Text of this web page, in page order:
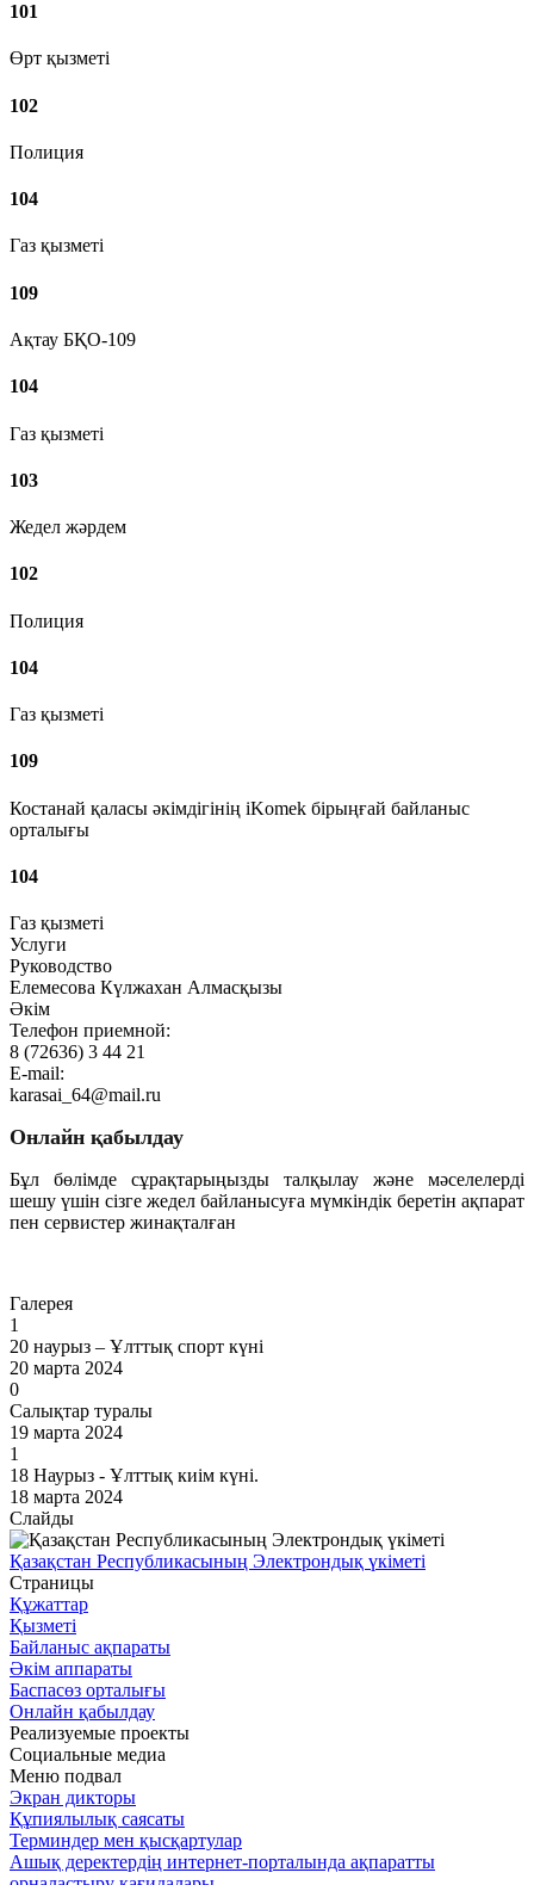
101
Өрт қызметі
102
Полиция
104
Газ қызметі
109
Ақтау БҚО-109
104
Газ қызметі
103
Жедел жәрдем
102
Полиция
104
Газ қызметі
109
Костанай қаласы әкімдігінің iKomek бірыңғай байланыс
орталығы
104
Газ қызметі
Услуги
Руководство
Елемесова Күлжахан Алмасқызы
Әкім
Телефон приемной:
8 (72636) 3 44 21
E-mail:
karasai_64@mail.ru
Онлайн қабылдау
Бұл бөлімде сұрақтарыңызды талқылау және мәселелерді
шешу үшін сізге жедел байланысуға мүмкіндік беретін ақпарат
пен сервистер жинақталған
Галерея
1
20 наурыз – Ұлттық спорт күні
20 марта 2024
0
Салықтар туралы
19 марта 2024
1
18 Наурыз - Ұлттық киім күні.
18 марта 2024
Слайды
Қазақстан Республикасының Электрондық үкіметі
Страницы
Құжаттар
Қызметі
Байланыс ақпараты
Әкім аппараты
Баспасөз орталығы
Онлайн қабылдау
Реализуемые проекты
Социальные медиа
Меню подвал
Экран дикторы
Құпиялылық саясаты
Терминдер мен қысқартулар
Ашық деректердің интернет-порталында ақпаратты